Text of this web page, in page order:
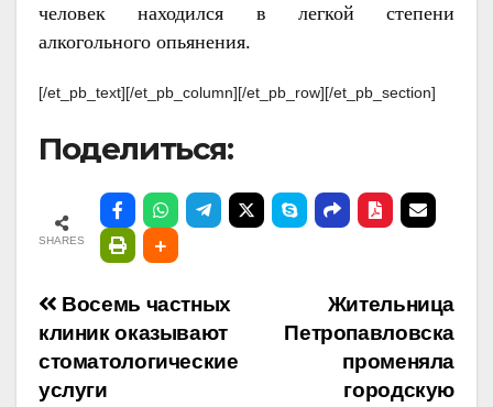
человек находился в легкой степени
алкогольного опьянения.
[/et_pb_text][/et_pb_column][/et_pb_row][/et_pb_section]
Поделиться:
SHARES
Навигация
по
Жительница
Петропавловска
променяла
городскую
Восемь частных
клиник оказывают
стоматологические
услуги